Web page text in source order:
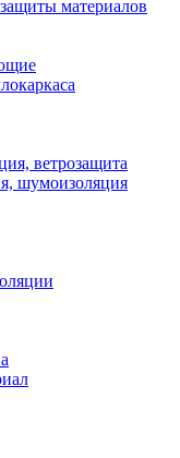
материалов
ветрозащита
шумоизоляция